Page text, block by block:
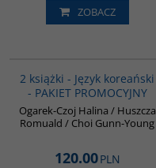
ZOBACZ
2 książki - Język koreański
- PAKIET PROMOCYJNY
Ogarek-Czoj Halina / Huszcza
Romuald / Choi Gunn-Young
120.00PLN